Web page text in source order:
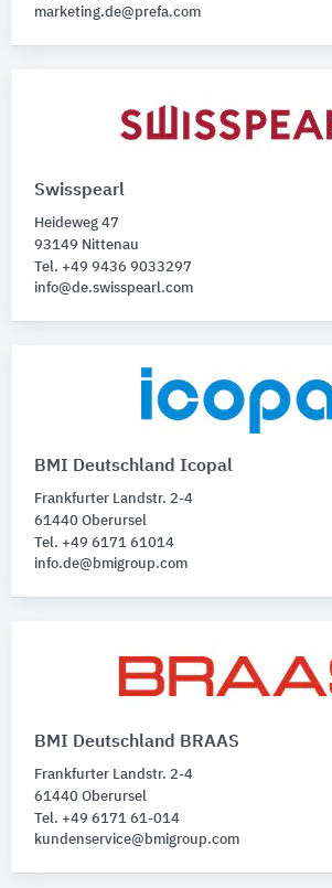
marketing.de@prefa.com
Swisspearl
Heideweg 47
93149 Nittenau
Tel. +49 9436 9033297
info@de.swisspearl.com
BMI Deutschland Icopal
Frankfurter Landstr. 2-4
61440 Oberursel
Tel. +49 6171 61014
info.de@bmigroup.com
BMI Deutschland BRAAS
Frankfurter Landstr. 2-4
61440 Oberursel
Tel. +49 6171 61-014
kundenservice@bmigroup.com